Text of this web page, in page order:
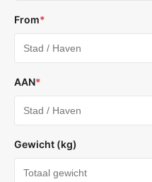
From*
AAN*
Gewicht (kg)